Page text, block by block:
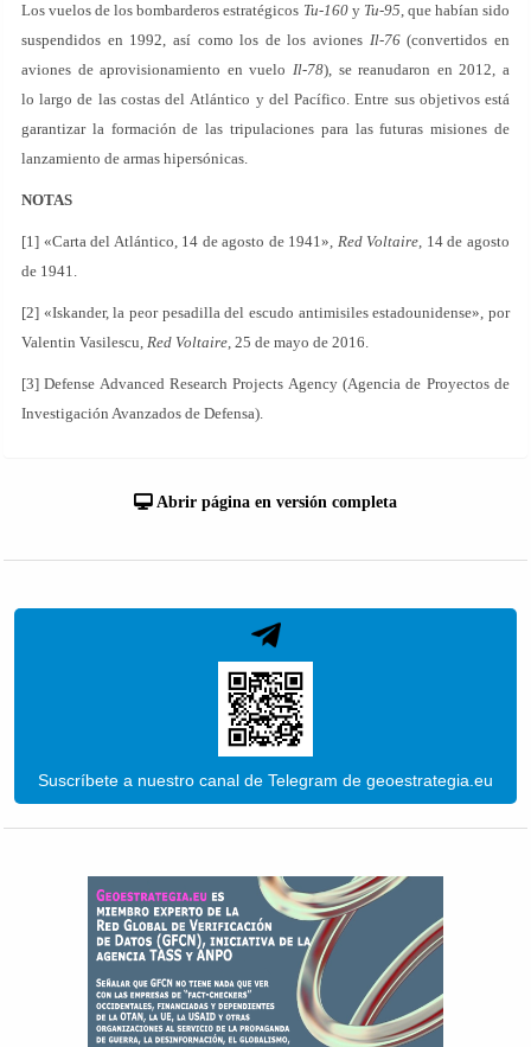
Los vuelos de los bombarderos estratégicos Tu-160y Tu-95, que habían sido
suspendidos en 1992, así como los de los aviones Il-76(convertidos en
aviones de aprovisionamiento en vuelo Il-78), se reanudaron en 2012, a
lo largo de las costas del Atlántico y del Pacífico. Entre sus objetivos está
garantizar la formación de las tripulaciones para las futuras misiones de
lanzamiento de armas hipersónicas.
NOTAS
[1] «Carta del Atlántico, 14 de agosto de 1941», Red Voltaire, 14 de agosto
de 1941.
[2] «Iskander, la peor pesadilla del escudo antimisiles estadounidense», por
Valentin Vasilescu, Red Voltaire, 25 de mayo de 2016.
[3] Defense Advanced Research Projects Agency (Agencia de Proyectos de
Investigación Avanzados de Defensa).
Abrir página en versión completa
Suscríbete a nuestro canal de Telegram de geoestrategia.eu